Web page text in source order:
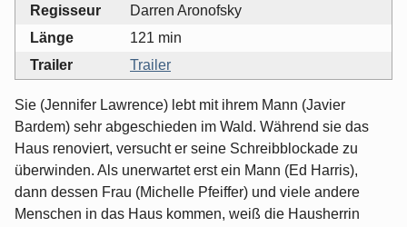
Regisseur
Darren Aronofsky
Länge
121 min
Trailer
Trailer
Sie (Jennifer Lawrence) lebt mit ihrem Mann (Javier
Bardem) sehr abgeschieden im Wald. Während sie das
Haus renoviert, versucht er seine Schreibblockade zu
überwinden. Als unerwartet erst ein Mann (Ed Harris),
dann dessen Frau (Michelle Pfeiffer) und viele andere
Menschen in das Haus kommen, weiß die Hausherrin